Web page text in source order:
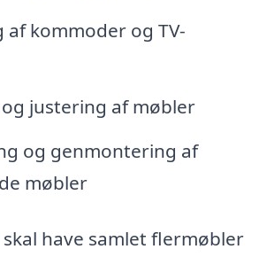
kommoder og TV-
justering af møbler
og genmontering af
møbler
have samlet flermøbler